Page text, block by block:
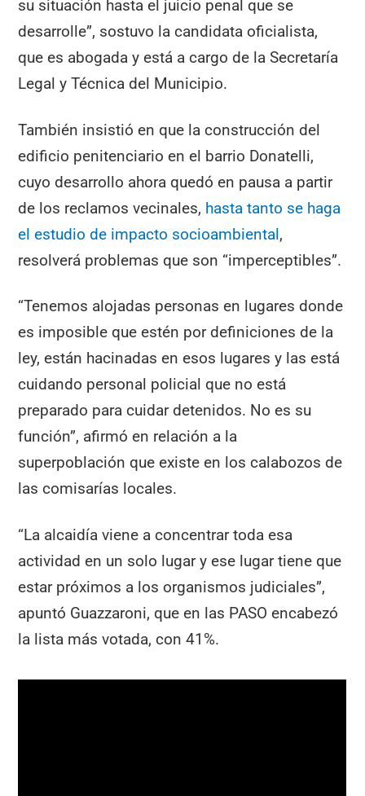
su situación hasta el juicio penal que se
desarrolle”, sostuvo la candidata oficialista,
que es abogada y está a cargo de la Secretaría
Legal y Técnica del Municipio.
También insistió en que la construcción del
edificio penitenciario en el barrio Donatelli,
cuyo desarrollo ahora quedó en pausa a partir
de los reclamos vecinales, hasta tanto se haga
el estudio de impacto socioambiental,
resolverá problemas que son “imperceptibles”.
“Tenemos alojadas personas en lugares donde
es imposible que estén por definiciones de la
ley, están hacinadas en esos lugares y las está
cuidando personal policial que no está
preparado para cuidar detenidos. No es su
función”, afirmó en relación a la
superpoblación que existe en los calabozos de
las comisarías locales.
“La alcaidía viene a concentrar toda esa
actividad en un solo lugar y ese lugar tiene que
estar próximos a los organismos judiciales”,
apuntó Guazzaroni, que en las PASO encabezó
la lista más votada, con 41%.